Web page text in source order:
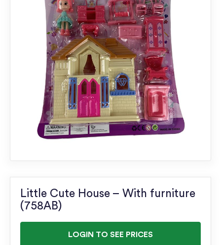
Little Cute House – With furniture
(758AB)
LOGIN TO SEE PRICES